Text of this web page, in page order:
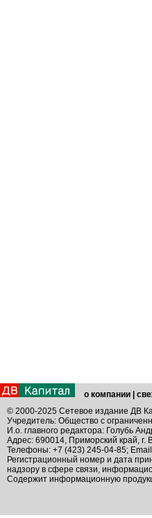
о компании
© 2000-2025 Сетевое издание ДВ
Учредитель: Общество с
И.о. главного редактора: Голубь
Адрес: 690014, Приморский край, г.
Телефоны: +7 (423) 245-04-85;
Регистрационный номер и дата
надзору в сфере связи,
Содержит информационную